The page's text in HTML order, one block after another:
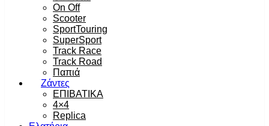
On Off
Scooter
SportTouring
SuperSport
Track Race
Track Road
Παπιά
Ζάντες
ΕΠΙΒΑΤΙΚΑ
4×4
Replica